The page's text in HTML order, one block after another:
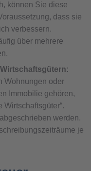
können Sie diese
dass sie
verbessern.
über mehrere
Wohnungen oder
Immobilie gehören,
Wirtschaftsgüter“.
werden.
je